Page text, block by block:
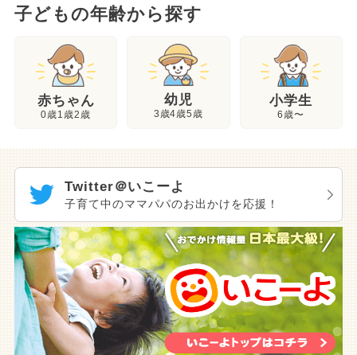
子どもの年齢から探す
赤ちゃん
0歳1歳2歳
幼児
3歳4歳5歳
小学生
6歳〜
Twitter＠いこーよ
子育て中のママパパのお出かけを応援！